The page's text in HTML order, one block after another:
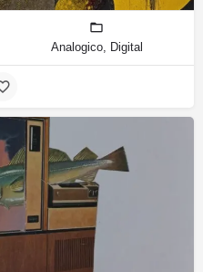
Analogico, Digital